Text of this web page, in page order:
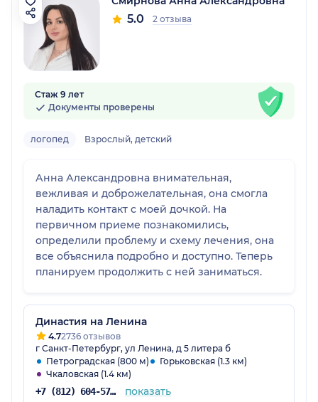
5.0 2 отзыва
Стаж 9 лет
Документы проверены
логопед Взрослый, детский
Анна Александровна внимательная,
вежливая и доброжелательная, она смогла
наладить контакт с моей дочкой. На
первичном приеме познакомились,
определили проблему и схему лечения, она
все объяснила подробно и доступно. Теперь
планируем продолжить с ней заниматься.
Династия на Ленина
4.72736 отзывов
г Санкт-Петербург, ул Ленина, д 5 литера б
Петроградская (800 м)
Горьковская (1.3 км)
Чкаловская (1.4 км)
+7 (812) 604-57-48 показать